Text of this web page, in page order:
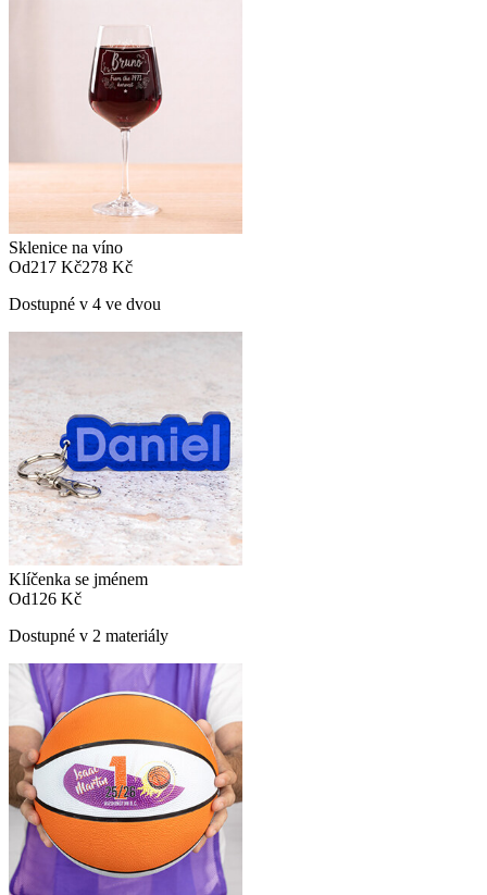
Sklenice na víno
Od217 Kč278 Kč
Dostupné v 4 ve dvou
Klíčenka se jménem
Od126 Kč
Dostupné v 2 materiály